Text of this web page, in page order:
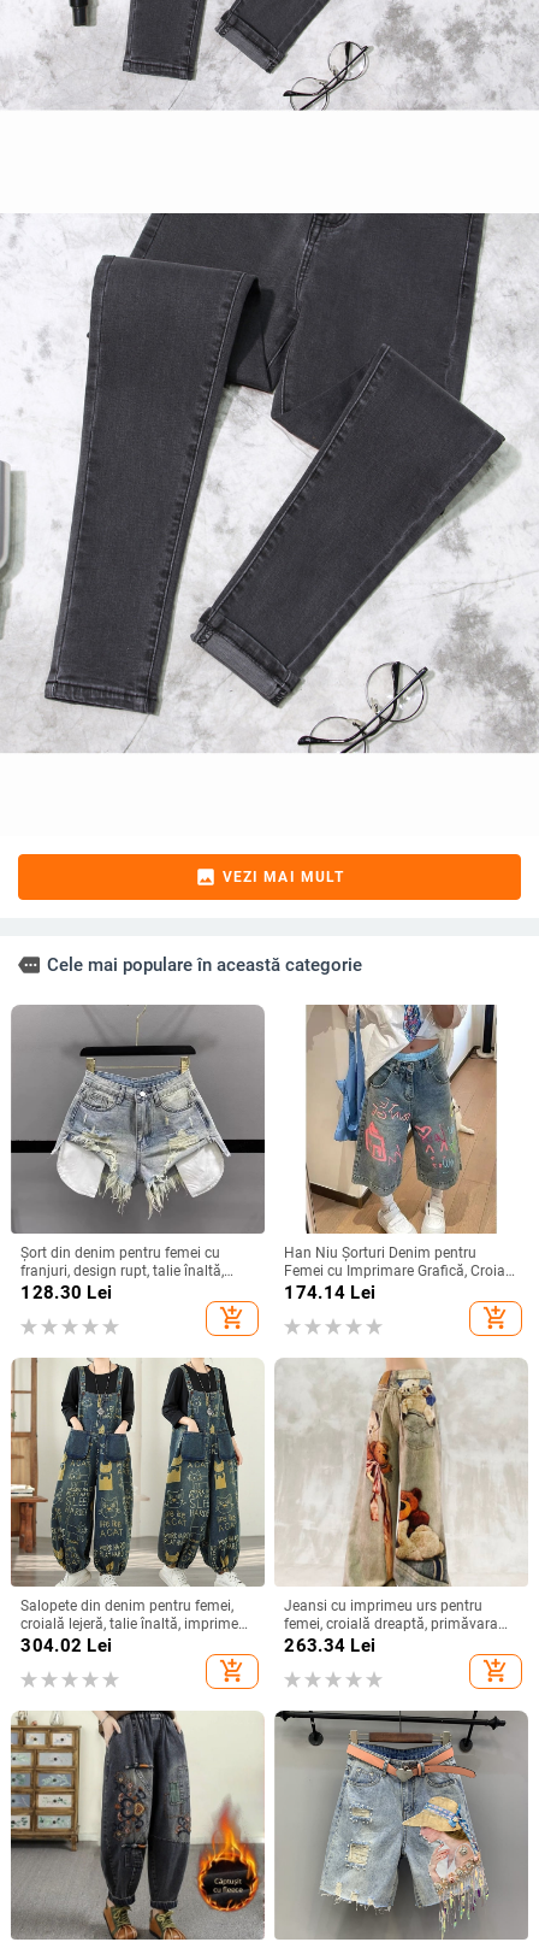
image VEZI MAI MULT
more Cele mai populare în această categorie
Șort din denim pentru femei cu
franjuri, design rupt, talie înaltă,
croială largă, lungime 3/4
128.30 Lei
add_shopping_cart
Han Niu Şorturi Denim pentru
Femei cu Imprimare Grafică, Croială
Lejeră, Stil Retro, Talie Înaltă,
174.14 Lei
add_shopping_cart
Salopete din denim pentru femei,
croială lejeră, talie înaltă, imprimeu,
amestec poliester 30–50%,
304.02 Lei
add_shopping_cart
Jeansi cu imprimeu urs pentru
femei, croială dreaptă, primăvara
2026, croială lejeră, pantaloni largi
263.34 Lei
add_shopping_cart